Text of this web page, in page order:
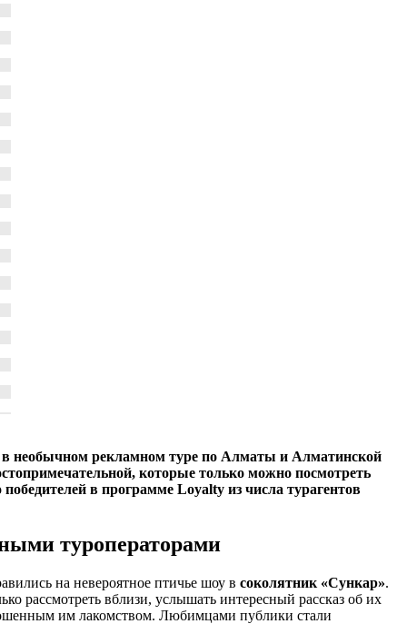
в необычном рекламном туре по Алматы и Алматинской
которые только можно посмотреть
в программе Loyalty из числа турагентов
туроператорами
на невероятное птичье шоу в соколятник «Сункар».
рассмотреть вблизи, услышать интересный рассказ об их
им лакомством. Любимцами публики стали